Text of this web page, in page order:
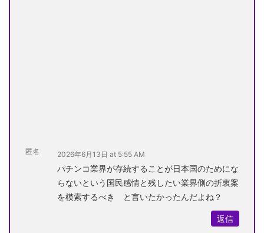
匿名 2026年6月13日 at 5:55 AM
パチンコ業界が存続することが日本国のためにな
らないという国民感情と残したい業界側の折衷案
を模索するべき と言いたかったんだよね？
返信